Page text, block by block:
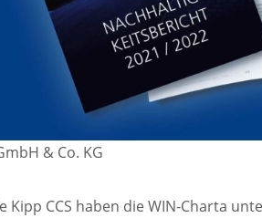
& Co. KG
Kipp CCS haben die WIN-Charta